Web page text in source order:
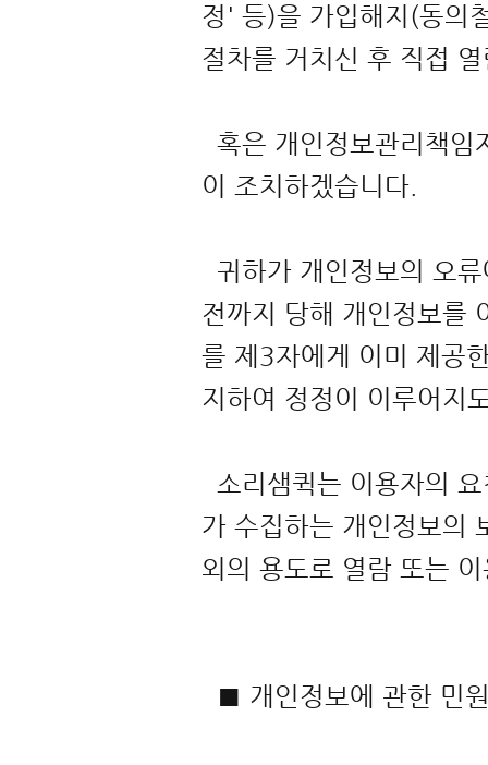
정' 등)을 가입해지(동의
절차를 거치신 후 직접
혹은 개인정보관리책임
이 조치하겠습니다.
귀하가 개인정보의 오
전까지 당해 개인정보를
를 제3자에게 이미 제공
지하여 정정이 이루어
소리샘퀵는 이용자의
가 수집하는 개인정보의
외의 용도로 열람 또는
■ 개인정보에 관한 민